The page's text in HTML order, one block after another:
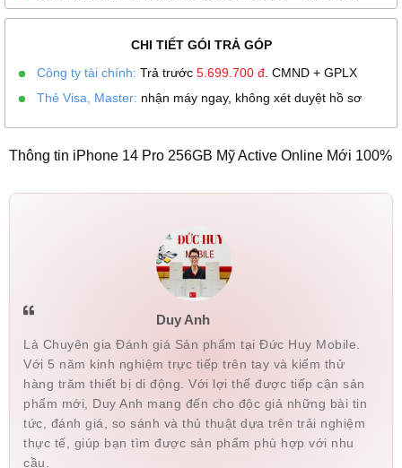
CHI TIẾT GÓI TRẢ GÓP
Công ty tài chính: Trả trước 5.699.700 đ . CMND + GPLX
Thẻ Visa, Master: nhận máy ngay, không xét duyệt hồ sơ
Thông tin iPhone 14 Pro 256GB Mỹ Active Online Mới 100%
Duy Anh
Là Chuyên gia Đánh giá Sản phẩm tại Đức Huy Mobile.
Với 5 năm kinh nghiệm trực tiếp trên tay và kiểm thử
hàng trăm thiết bị di động. Với lợi thế được tiếp cận sản
phẩm mới, Duy Anh mang đến cho độc giả những bài tin
tức, đánh giá, so sánh và thủ thuật dựa trên trải nghiệm
thực tế, giúp bạn tìm được sản phẩm phù hợp với nhu
cầu.